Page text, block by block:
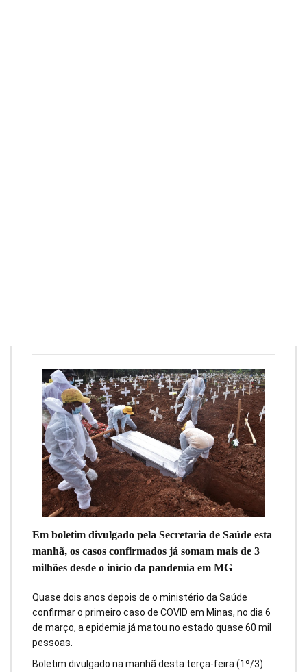
Em boletim divulgado pela Secretaria de Saúde esta
manhã, os casos confirmados já somam mais de 3
milhões desde o início da pandemia em MG
Quase dois anos depois de o ministério da Saúde
confirmar o primeiro caso de COVID em Minas, no dia 6
de março, a epidemia já matou no estado quase 60 mil
pessoas.
Boletim divulgado na manhã desta terça-feira (1º/3)